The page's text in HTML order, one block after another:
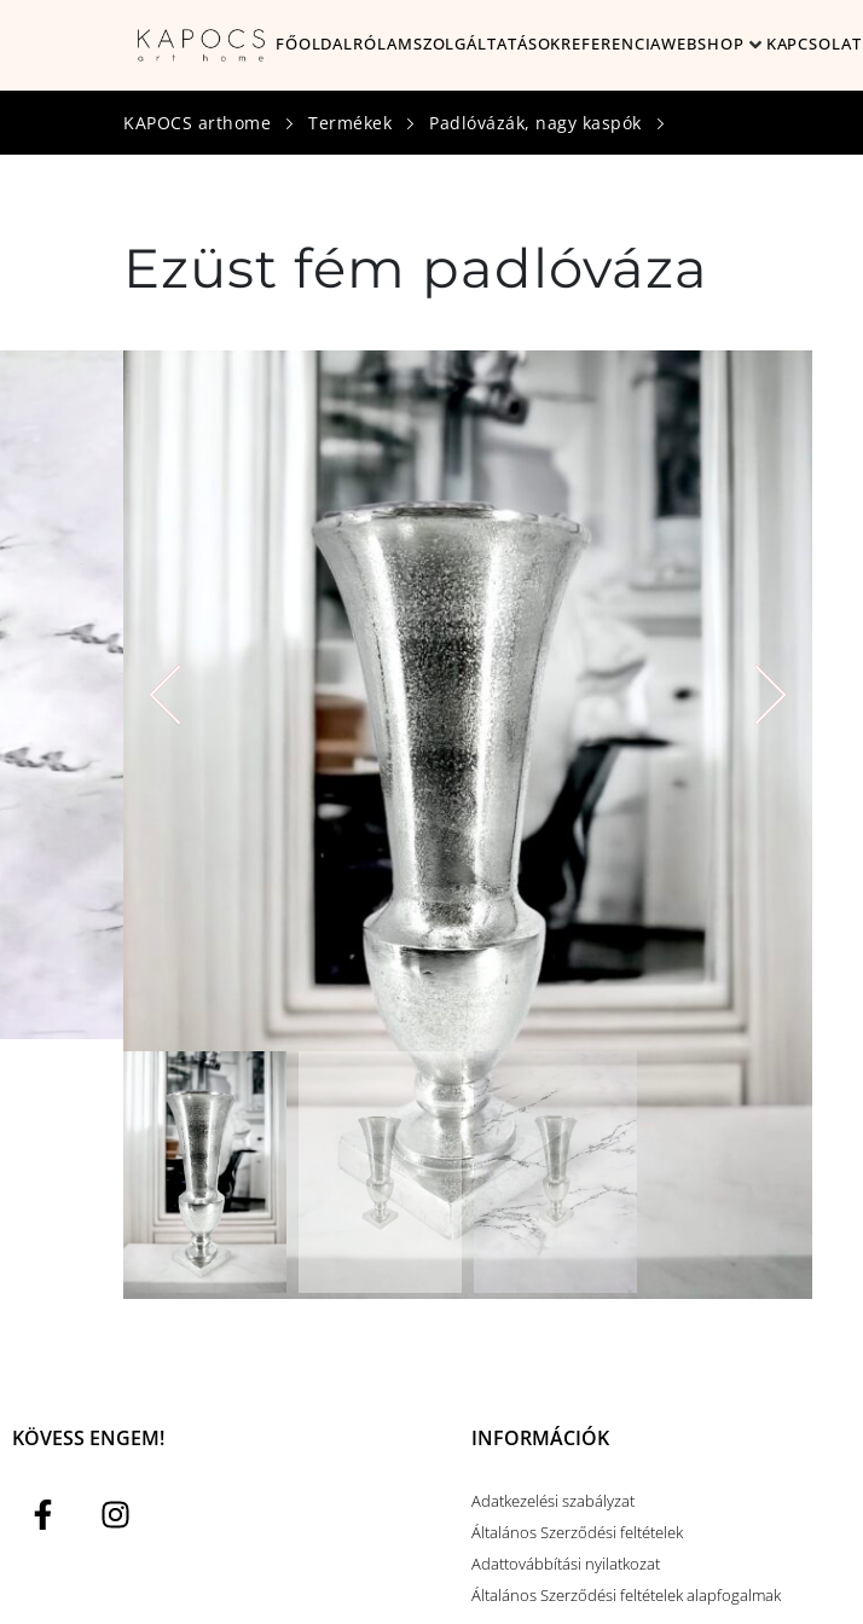
FŐOLDALRÓLAMSZOLGÁLTATÁSOKREFERENCIAWEBSHOP KAPCSOLAT
KAPOCS arthome Termékek Padlóvázák, nagy kaspók
Ezüst fém padlóváza
KÖVESS ENGEM! INFORMÁCIÓK
Adatkezelési szabályzat
Általános Szerződési feltételek
Adattovábbítási nyilatkozat
Általános Szerződési feltételek alapfogalmak